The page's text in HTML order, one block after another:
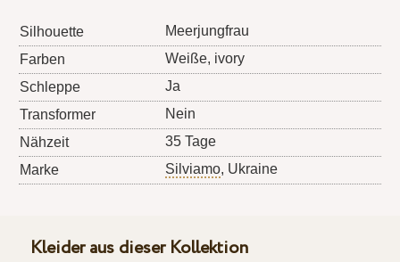
Silhouette
Meerjungfrau
Farben
Weiße, ivory
Schleppe
Ja
Transformer
Nein
Nähzeit
35 Tage
Marke
Silviamo, Ukraine
Kleider aus dieser Kollektion